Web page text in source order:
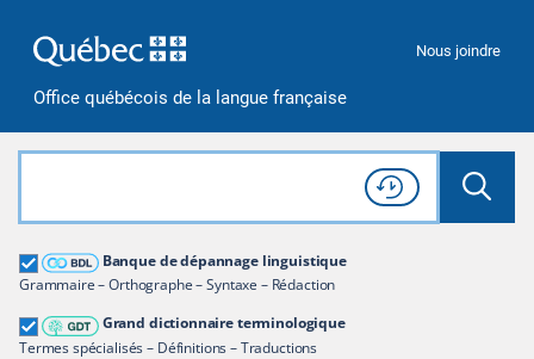
Office québécois de la langue française
Nous joindre
Rechercher dans tout le site
Lancer
Consulter l'
Historique
de recherche
Banque de dépannage linguistique
Grammaire – Orthographe – Syntaxe – Rédaction
Grand dictionnaire terminologique
Termes spécialisés – Définitions – Traductions
Grand dictionnaire terminologique
Restreindre aux termes